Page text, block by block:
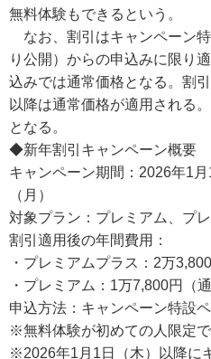
無料体験もできるという。
なお、割引はキャンペーン
り公開）からの申込みに限り
込みでは通常価格となる。割
以降は通常価格が適用される
となる。
◆新年割引キャンペーン概要
キャンペーン期間：2026年1
（月）
対象プラン：プレミアム、プ
割引適用後の年間費用：
・プレミアムプラス：2万
・プレミアム：1万7,800円（
申込方法：キャンペーン特設
※無料体験が初めての人限定
※2026年1月1日（木）以降に